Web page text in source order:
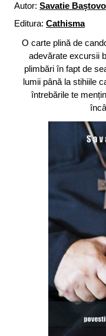
Autor: Savatie
Editura: Cathisma
O carte plină de
adevărate excursii
plimbări în fapt de
lumii până la stihiile
întrebările te